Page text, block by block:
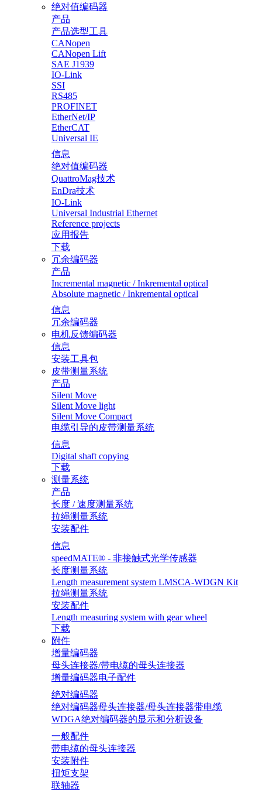
绝对值编码器
产品
产品选型工具
CANopen
CANopen Lift
SAE J1939
IO-Link
SSI
RS485
PROFINET
EtherNet/IP
EtherCAT
Universal IE
信息
绝对值编码器
QuattroMag技术
EnDra技术
IO-Link
Universal Industrial Ethernet
Reference projects
应用报告
下载
冗余编码器
产品
Incremental magnetic / Inkremental optical
Absolute magnetic / Inkremental optical
信息
冗余编码器
电机反馈编码器
信息
安装工具包
皮带测量系统
产品
Silent Move
Silent Move light
Silent Move Compact
电缆引导的皮带测量系统
信息
Digital shaft copying
下载
测量系统
产品
长度 / 速度测量系统
拉绳测量系统
安装配件
信息
speedMATE® - 非接触式光学传感器
长度测量系统
Length measurement system LMSCA-WDGN Kit
拉绳测量系统
安装配件
Length measuring system with gear wheel
下载
附件
增量编码器
母头连接器/带电缆的母头连接器
增量编码器电子配件
绝对编码器
绝对编码器母头连接器/母头连接器带电缆
WDGA绝对编码器的显示和分析设备
一般配件
带电缆的母头连接器
安装附件
扭矩支架
联轴器